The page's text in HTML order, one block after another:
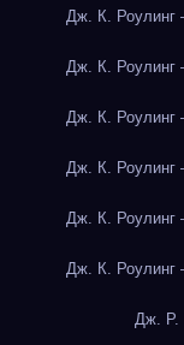
Дж. К. Роулинг
Дж. К. Роулинг
Дж. К. Роулинг
Дж. К. Роулинг
Дж. К. Роулинг
Дж. К. Роулинг
Дж. Р.